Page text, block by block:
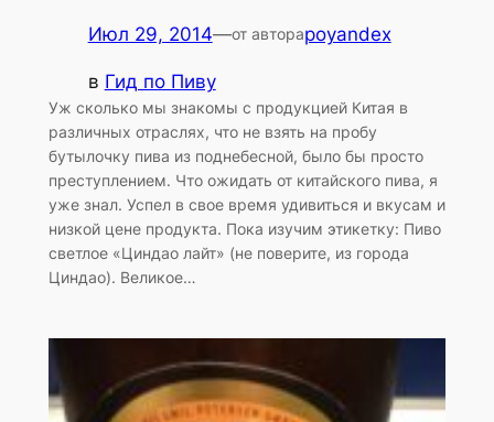
Июл 29, 2014—от автораpoyandex
в Гид по Пиву
Уж сколько мы знакомы с продукцией Китая в
различных отраслях, что не взять на пробу
бутылочку пива из поднебесной, было бы просто
преступлением. Что ожидать от китайского пива, я
уже знал. Успел в свое время удивиться и вкусам и
низкой цене продукта. Пока изучим этикетку: Пиво
светлое «Циндао лайт» (не поверите, из города
Циндао). Великое…